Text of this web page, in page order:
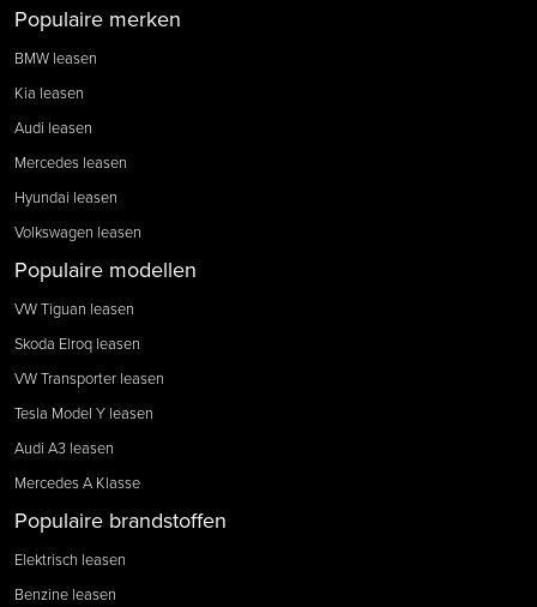
Populaire merken
BMW leasen
Kia leasen
Audi leasen
Mercedes leasen
Hyundai leasen
Volkswagen leasen
Populaire modellen
VW Tiguan leasen
Skoda Elroq leasen
VW Transporter leasen
Tesla Model Y leasen
Audi A3 leasen
Mercedes A Klasse
Populaire brandstoffen
Elektrisch leasen
Benzine leasen